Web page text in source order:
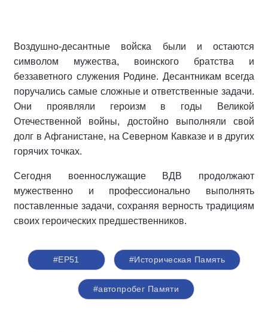
Воздушно-десантные войска были и остаются
символом мужества, воинского братства и
беззаветного служения Родине. Десантникам всегда
поручались самые сложные и ответственные задачи.
Они проявляли героизм в годы Великой
Отечественной войны, достойно выполняли свой
долг в Афганистане, на Северном Кавказе и в других
горячих точках.
Сегодня военнослужащие ВДВ продолжают
мужественно и профессионально выполнять
поставленные задачи, сохраняя верность традициям
своих героических предшественников.
#ЕР51 #Историческая Память
#автопробег Памяти